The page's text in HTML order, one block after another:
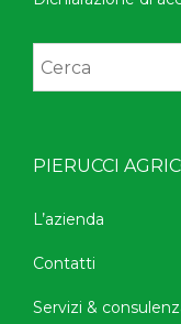
PIERUCCI
L’azienda
Contatti
Servizi &